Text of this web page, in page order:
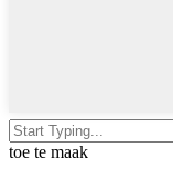
toe te maak